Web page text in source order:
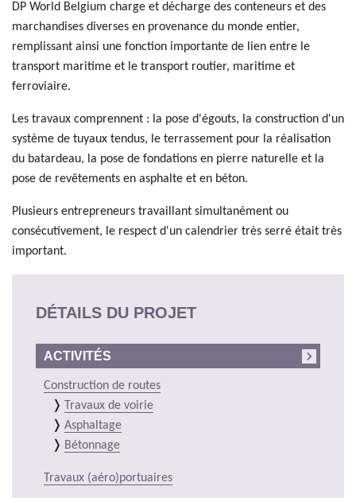
DP World Belgium charge et décharge des conteneurs et des
marchandises diverses en provenance du monde entier,
remplissant ainsi une fonction importante de lien entre le
transport maritime et le transport routier, maritime et
ferroviaire.
Les travaux comprennent : la pose d'égouts, la construction d'un
système de tuyaux tendus, le terrassement pour la réalisation
du batardeau, la pose de fondations en pierre naturelle et la
pose de revêtements en asphalte et en béton.
Plusieurs entrepreneurs travaillant simultanément ou
consécutivement, le respect d'un calendrier très serré était très
important.
DÉTAILS DU PROJET
ACTIVITÉS
Construction de routes
Travaux de voirie
Asphaltage
Bétonnage
Travaux (aéro)portuaires